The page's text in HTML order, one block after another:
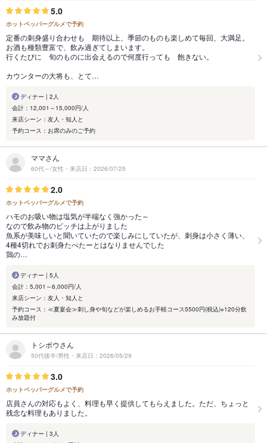
5.0
ホットペッパーグルメで予約
定番の刺身盛り合わせも 期待以上、季節のものも楽しめて毎回、大満足。
お酒も種類豊富で、飲み過ぎてしまいます。
行くたびに 旬のものに出会えるので何度行っても 飽きない。
カウンターの大将も、とて…
ディナー | 2人
会計：12,001～15,000円/人
来店シーン：友人・知人と
予約コース：お席のみのご予約
ママさん
60代～/女性・来店日：2026/07/25
2.0
ホットペッパーグルメで予約
ハモのお吸い物は塩気が半端なく強かった～
なので飲み物のピッチは上がりました
魚系が美味しいと聞いていたので楽しみにしていたが、刺身は小さく薄い、
4種4切れでお刺身たべたーとはなりませんでした
鶏の…
ディナー | 5人
会計：5,001～6,000円/人
来店シーン：友人・知人と
予約コース：≪夏宴会≫刺し身や旬などが楽しめるお手軽コース5500円(税込)※120分飲
み放題付
トシボウさん
50代後半/男性・来店日：2026/05/29
3.0
ホットペッパーグルメで予約
店員さんの対応もよく、料理も早く提供してもらえました。ただ、ちょっと
残念な料理もありました。
ディナー | 3人